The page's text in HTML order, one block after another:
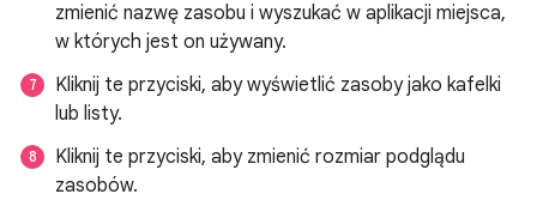
zmienić nazwę zasobu i wyszukać w aplikacji miejsca,
w których jest on używany.
Kliknij te przyciski, aby wyświetlić zasoby jako kafelki
lub listy.
Kliknij te przyciski, aby zmienić rozmiar podglądu
zasobów.